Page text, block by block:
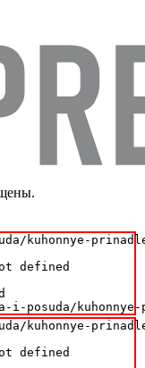
kuhonnye-
defined
i-posuda/
kuhonnye-
defined